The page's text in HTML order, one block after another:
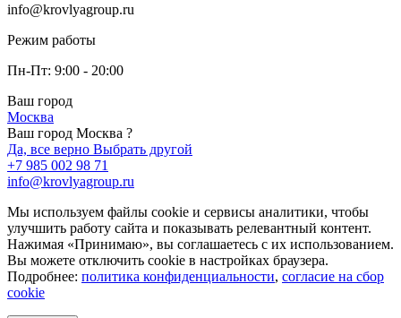
info@krovlyagroup.ru
Режим работы
Пн-Пт: 9:00 - 20:00
Ваш город
Москва
Ваш город Москва ?
Да, все верно Выбрать другой
+7 985 002 98 71
info@krovlyagroup.ru
Мы используем файлы cookie и сервисы аналитики, чтобы
улучшить работу сайта и показывать релевантный контент.
Нажимая «Принимаю», вы соглашаетесь с их использованием.
Вы можете отключить cookie в настройках браузера.
Подробнее: политика конфиденциальности, согласие на сбор
cookie